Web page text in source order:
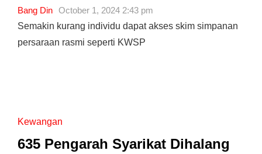
Bang Din October 1, 2024 2:43 pm
Semakin kurang individu dapat akses skim simpanan
persaraan rasmi seperti KWSP
Kewangan
635 Pengarah Syarikat Dihalang